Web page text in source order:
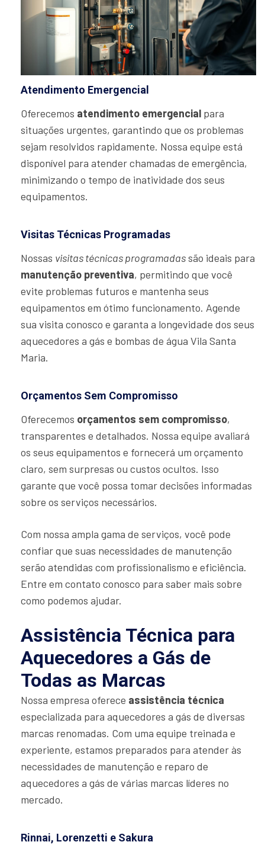
Atendimento Emergencial
Oferecemos atendimento emergencial para
situações urgentes, garantindo que os problemas
sejam resolvidos rapidamente. Nossa equipe está
disponível para atender chamadas de emergência,
minimizando o tempo de inatividade dos seus
equipamentos.
Visitas Técnicas Programadas
Nossas visitas técnicas programadassão ideais para
manutenção preventiva, permitindo que você
evite problemas futuros e mantenha seus
equipamentos em ótimo funcionamento. Agende
sua visita conosco e garanta a longevidade dos seus
aquecedores a gás e bombas de água Vila Santa
Maria.
Orçamentos Sem Compromisso
Oferecemos orçamentos sem compromisso,
transparentes e detalhados. Nossa equipe avaliará
os seus equipamentos e fornecerá um orçamento
claro, sem surpresas ou custos ocultos. Isso
garante que você possa tomar decisões informadas
sobre os serviços necessários.
Com nossa ampla gama de serviços, você pode
confiar que suas necessidades de manutenção
serão atendidas com profissionalismo e eficiência.
Entre em contato conosco para saber mais sobre
como podemos ajudar.
Assistência Técnica para
Aquecedores a Gás de
Todas as Marcas
Nossa empresa oferece assistência técnica
especializada para aquecedores a gás de diversas
marcas renomadas. Com uma equipe treinada e
experiente, estamos preparados para atender às
necessidades de manutenção e reparo de
aquecedores a gás de várias marcas líderes no
mercado.
Rinnai, Lorenzetti e Sakura